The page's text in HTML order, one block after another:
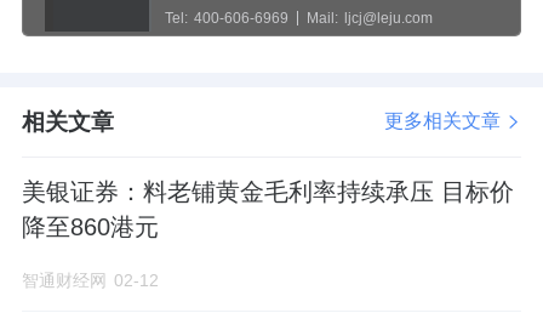
Tel: 400-606-6969 Mail: ljcj@leju.com
相关文章 更多相关文章
美银证券：料老铺黄金毛利率持续承压 目标价
降至860港元
智通财经网 02-12